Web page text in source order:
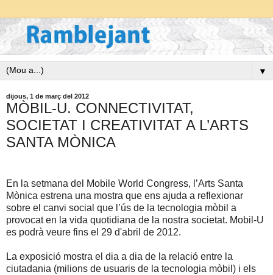
▼
dijous, 1 de març del 2012
MÒBIL-U. CONNECTIVITAT,
SOCIETAT I CREATIVITAT A L’ARTS
SANTA MÒNICA
En la setmana del Mobile World Congress, l’Arts Santa
Mònica estrena una mostra que ens ajuda a reflexionar
sobre el canvi social que l’ús de la tecnologia mòbil a
provocat en la vida quotidiana de la nostra societat. Mobil-U
es podrà veure fins el 29 d'abril de 2012.
La exposició mostra el dia a dia de la relació entre la
ciutadania (milions de usuaris de la tecnologia mòbil) i els